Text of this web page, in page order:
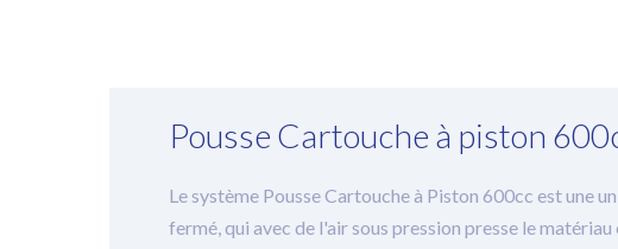
Pousse Cartouche à piston
Le système Pousse Cartouche à Piston 600cc est une
fermé, qui avec de l'air sous pression presse le